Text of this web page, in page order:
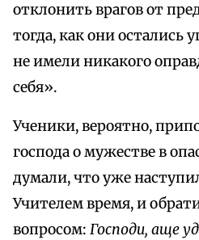
отклонить врагов от
тогда, как они остались
не имели никакого
себя».
Ученики, вероятно,
господа о мужестве в
думали, что уже
Учителем время, и
вопросом: Господи, аще